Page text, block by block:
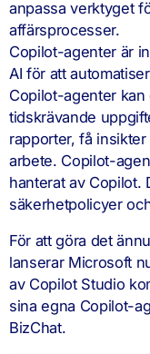
anpassa verktyget
affärsprocesser.
Copilot-agenter är
AI för att
Copilot-agenter
tidskrävande
rapporter, få
arbete. Copilot-
hanterat av Copilot.
säkerhetpolicyer
För att göra det
lanserar Microsoft
av Copilot Studio
sina egna Copilot-
BizChat.